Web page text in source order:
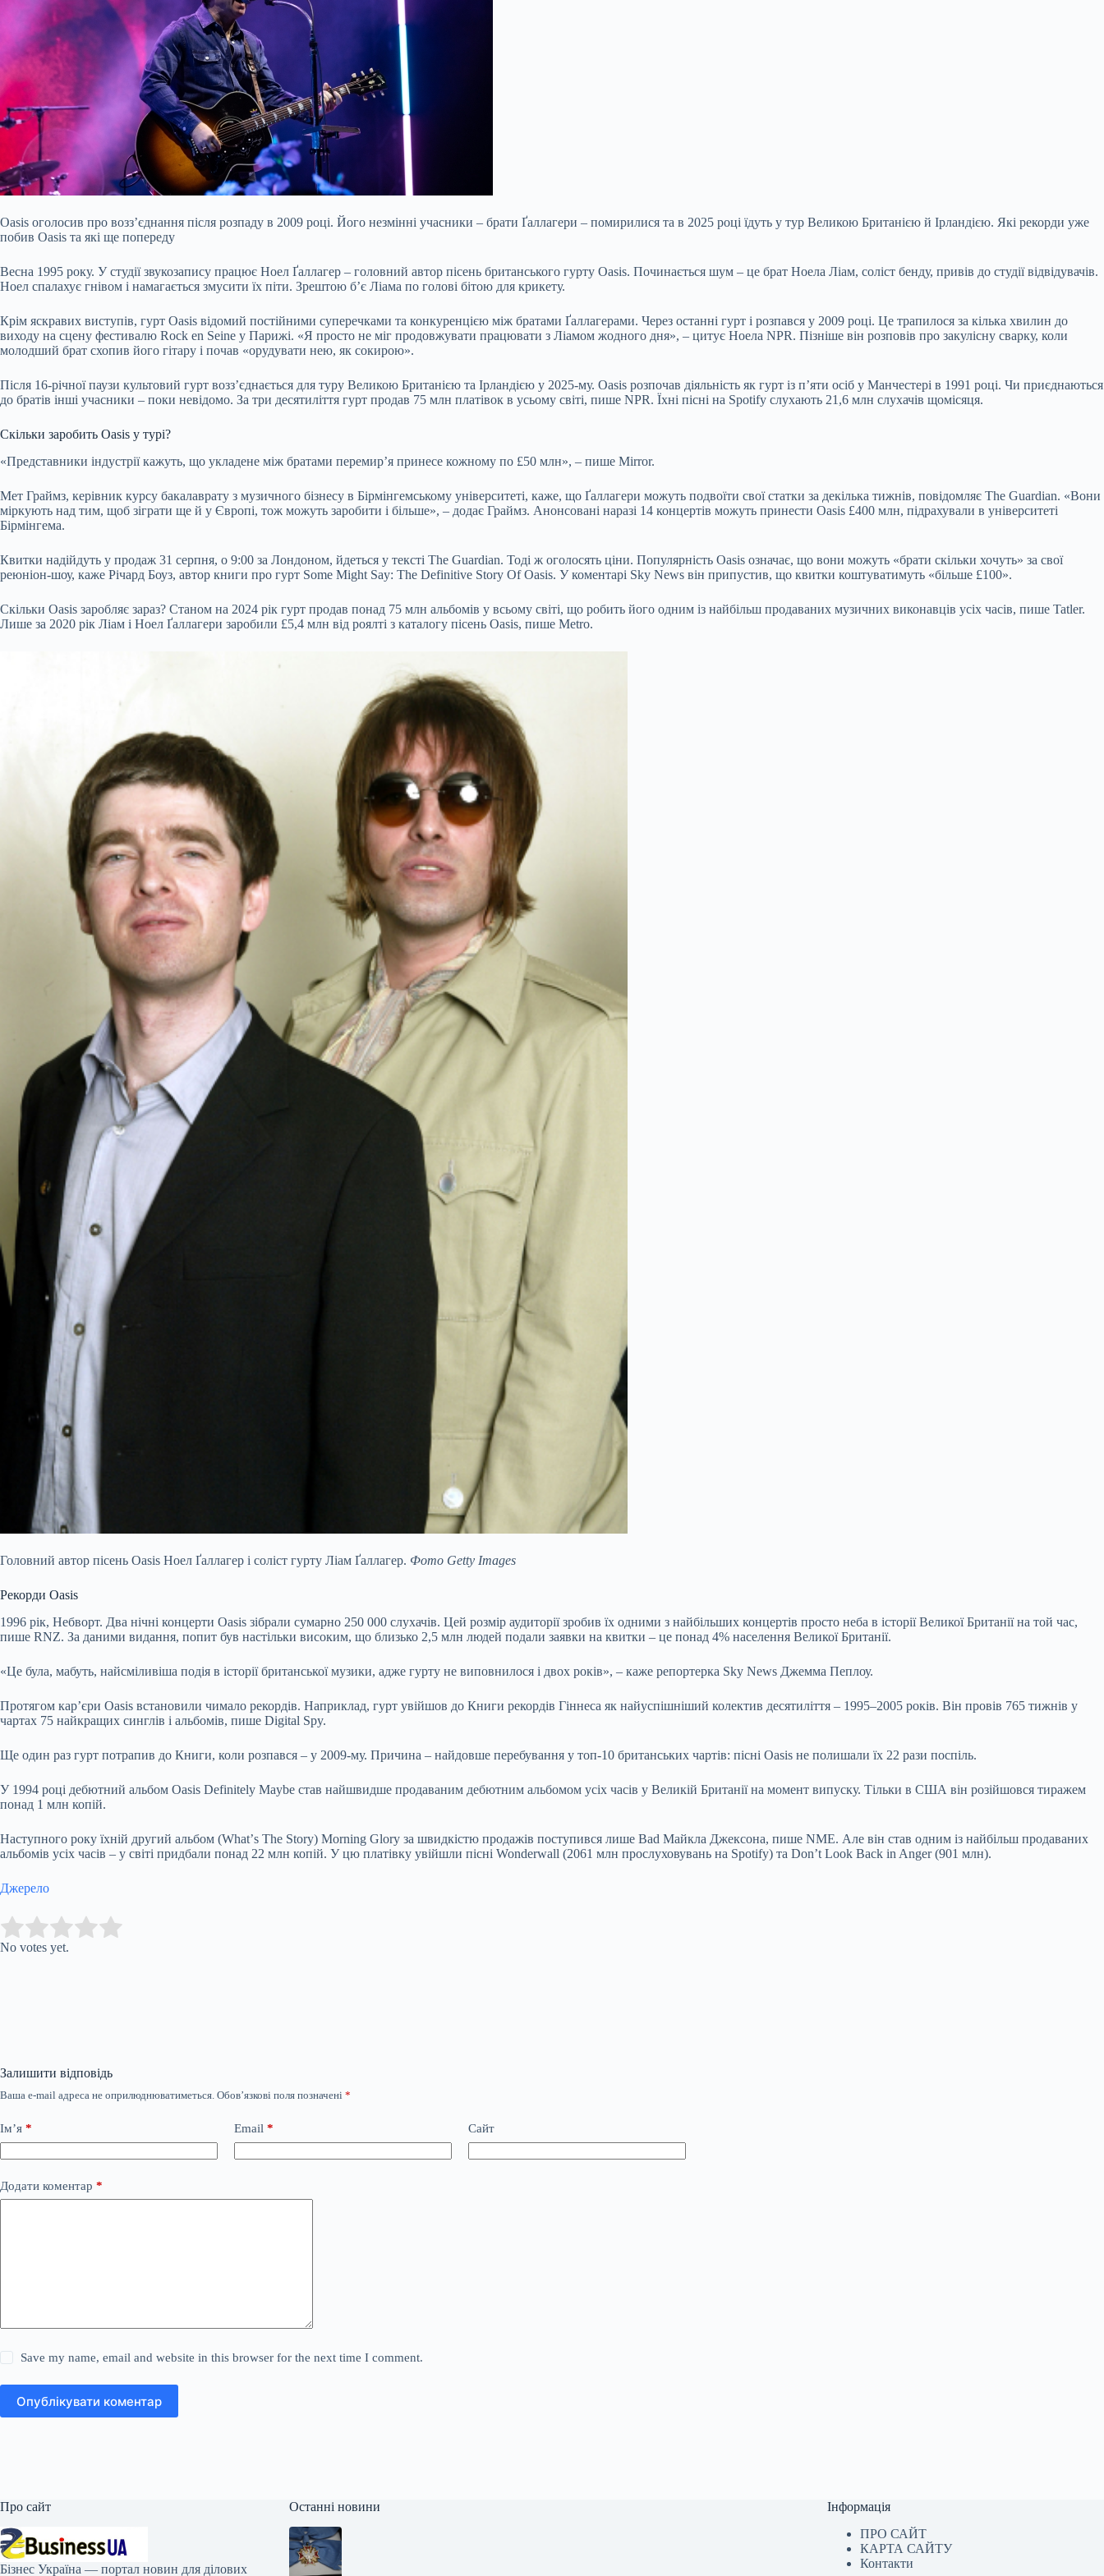
Oasis оголосив про возз’єднання після розпаду в 2009 році. Його незмінні учасники – брати Ґаллагери – помирилися та в 2025 році їдуть у тур Великою Британією й Ірландією. Які рекорди уже
побив Oasis та які ще попереду
Весна 1995 року. У студії звукозапису працює Ноел Ґаллагер – головний автор пісень британського гурту Oasis. Починається шум – це брат Ноела Ліам, соліст бенду, привів до студії відвідувачів.
Ноел спалахує гнівом і намагається змусити їх піти. Зрештою бʼє Ліама по голові бітою для крикету.
Крім яскравих виступів, гурт Oasis відомий постійними суперечками та конкуренцією між братами Ґаллагерами. Через останні гурт і розпався у 2009 році. Це трапилося за кілька хвилин до
виходу на сцену фестивалю Rock en Seine у ​​Парижі. «Я просто не міг продовжувати працювати з Ліамом жодного дня», – цитує Ноела NPR. Пізніше він розповів про закулісну сварку, коли
молодший брат схопив його гітару і почав «орудувати нею, як сокирою».
Після 16-річної паузи культовий гурт возз’єднається для туру Великою Британією та Ірландією у 2025-му. Oasis розпочав діяльність як гурт із п’яти осіб у Манчестері в 1991 році. Чи приєднаються
до братів інші учасники – поки невідомо. За три десятиліття гурт продав 75 млн платівок в усьому світі, пише NPR. Їхні пісні на Spotify слухають 21,6 млн слухачів щомісяця.
Скільки заробить Oasis у турі?
«Представники індустрії кажуть, що укладене між братами перемир’я принесе кожному по £50 млн», – пише Mirror.
Мет Граймз, керівник курсу бакалаврату з музичного бізнесу в Бірмінгемському університеті, каже, що Ґаллагери можуть подвоїти свої статки за декілька тижнів, повідомляє The Guardian. «Вони
міркують над тим, щоб зіграти ще й у Європі, тож можуть заробити і більше», – додає Граймз. Анонсовані наразі 14 концертів можуть принести Oasis £400 млн, підрахували в університеті
Бірмінгема.
Квитки надійдуть у продаж 31 серпня, о 9:00 за Лондоном, йдеться у тексті The Guardian. Тоді ж оголосять ціни. Популярність Oasis означає, що вони можуть «брати скільки хочуть» за свої
реюніон-шоу, каже Річард Боуз, автор книги про гурт Some Might Say: The Definitive Story Of Oasis. У коментарі Sky News він припустив, що квитки коштуватимуть «більше £100».
Скільки Oasis заробляє зараз? Станом на 2024 рік гурт продав понад 75 млн альбомів у всьому світі, що робить його одним із найбільш продаваних музичних виконавців усіх часів, пише Tatler.
Лише за 2020 рік Ліам і Ноел Ґаллагери заробили £5,4 млн від роялті з каталогу пісень Oasis, пише Metro.
Головний автор пісень Oasis Ноел Ґаллагер і соліст гурту Ліам Ґаллагер. Фото Getty Images
Рекорди Oasis
1996 рік, Небворт. Два нічні концерти Oasis зібрали сумарно 250 000 слухачів. Цей розмір аудиторії зробив їх одними з найбільших концертів просто неба в історії Великої Британії на той час,
пише RNZ. За даними видання, попит був настільки високим, що близько 2,5 млн людей подали заявки на квитки – це понад 4% населення Великої Британії.
«Це була, мабуть, найсміливіша подія в історії британської музики, адже гурту не виповнилося і двох років», – каже репортерка Sky News Джемма Пеплоу.
Протягом карʼєри Oasis встановили чимало рекордів. Наприклад, гурт увійшов до Книги рекордів Гіннеса як найуспішніший колектив десятиліття – 1995–2005 років. Він провів 765 тижнів у
чартах 75 найкращих синглів і альбомів, пише Digital Spy.
Ще один раз гурт потрапив до Книги, коли розпався – у 2009-му. Причина – найдовше перебування у топ-10 британських чартів: пісні Oasis не полишали їх 22 рази поспіль.
У 1994 році дебютний альбом Oasis Definitely Maybe став найшвидше продаваним дебютним альбомом усіх часів у Великій Британії на момент випуску. Тільки в США він розійшовся тиражем
понад 1 млн копій.
Наступного року їхній другий альбом (Whatʼs The Story) Morning Glory за швидкістю продажів поступився лише Bad Майкла Джексона, пише NME. Але він став одним із найбільш продаваних
альбомів усіх часів – у світі придбали понад 22 млн копій. У цю платівку увійшли пісні Wonderwall (2061 млн прослуховувань на Spotify) та Donʼt Look Back in Anger (901 млн).
Джерело
Rate this item:
No votes yet.
Залишити відповідь
Ваша e-mail адреса не оприлюднюватиметься. Обов’язкові поля позначені *
Ім’я * Email * Сайт
Додати коментар *
Save my name, email and website in this browser for the next time I comment.
Опублікувати коментар
Про сайт
Бізнес Україна — портал новин для ділових
Останні новини
Інформація
ПРО САЙТ
КАРТА САЙТУ
Контакти